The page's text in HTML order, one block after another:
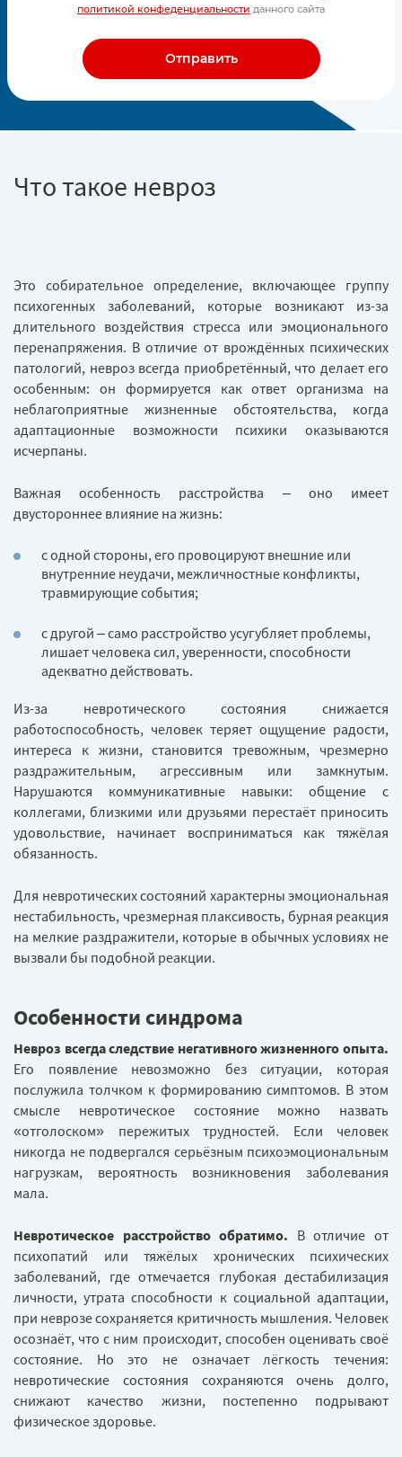
политикой конфеденциальности данного сайта
Отправить
Что такое невроз
Это собирательное определение, включающее группу
психогенных заболеваний, которые возникают из-за
длительного воздействия стресса или эмоционального
перенапряжения. В отличие от врождённых психических
патологий, невроз всегда приобретённый, что делает его
особенным: он формируется как ответ организма на
неблагоприятные жизненные обстоятельства, когда
адаптационные возможности психики оказываются
исчерпаны.
Важная особенность расстройства – оно имеет
двустороннее влияние на жизнь:
с одной стороны, его провоцируют внешние или
внутренние неудачи, межличностные конфликты,
травмирующие события;
с другой – само расстройство усугубляет проблемы,
лишает человека сил, уверенности, способности
адекватно действовать.
Из-за невротического состояния снижается
работоспособность, человек теряет ощущение радости,
интереса к жизни, становится тревожным, чрезмерно
раздражительным, агрессивным или замкнутым.
Нарушаются коммуникативные навыки: общение с
коллегами, близкими или друзьями перестаёт приносить
удовольствие, начинает восприниматься как тяжёлая
обязанность.
Для невротических состояний характерны эмоциональная
нестабильность, чрезмерная плаксивость, бурная реакция
на мелкие раздражители, которые в обычных условиях не
вызвали бы подобной реакции.
Особенности синдрома
Невроз всегда следствие негативного жизненного опыта.
Его появление невозможно без ситуации, которая
послужила толчком к формированию симптомов. В этом
смысле невротическое состояние можно назвать
«отголоском» пережитых трудностей. Если человек
никогда не подвергался серьёзным психоэмоциональным
нагрузкам, вероятность возникновения заболевания
мала.
Невротическое расстройство обратимо. В отличие от
психопатий или тяжёлых хронических психических
заболеваний, где отмечается глубокая дестабилизация
личности, утрата способности к социальной адаптации,
при неврозе сохраняется критичность мышления. Человек
осознаёт, что с ним происходит, способен оценивать своё
состояние. Но это не означает лёгкость течения:
невротические состояния сохраняются очень долго,
снижают качество жизни, постепенно подрывают
физическое здоровье.